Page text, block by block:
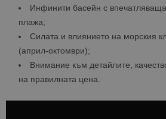
Инфинити басейн с
плажа;
Силата и влиянието на морския
(април-октомври);
Внимание към детайлите,
на правилната цена.